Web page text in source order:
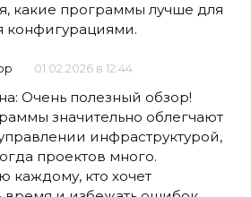
какие программы лучше для
конфигурациями.
01.02.2026 в 12:44
Очень полезный обзор!
значительно облегчают
инфраструктурой,
проектов много.
каждому, кто хочет